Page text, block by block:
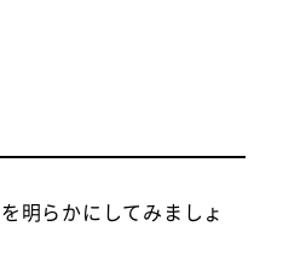
を明らかにしてみましょ